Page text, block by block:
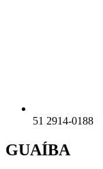
51 2914-0188
GUAÍBA